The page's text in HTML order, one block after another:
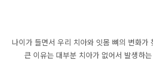
나이가 들면서 우리 치아와 잇몸 뼈의 변화가
큰 이유는 대부분 치아가 없어서 발생하